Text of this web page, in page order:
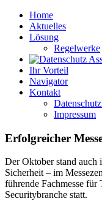
Skip
content
Home
Aktuelles
Lösung
Regelwerke
Ihr Vorteil
Navigator
Kontakt
Impressum
Erfolgreicher
Der Oktober stand auch
Sicherheit – im
führende Fachmesse
Securitybranche statt.